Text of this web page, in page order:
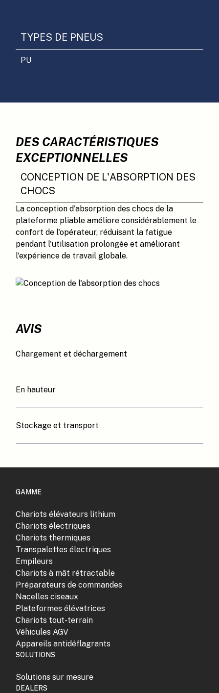
TYPES DE PNEUS
PU
DES CARACTÉRISTIQUES
EXCEPTIONNELLES
CONCEPTION DE L'ABSORPTION DES
CHOCS
La conception d'absorption des chocs de la
plateforme pliable améliore considérablement le
confort de l'opérateur, réduisant la fatigue
pendant l'utilisation prolongée et améliorant
l'expérience de travail globale.
AVIS
Chargement et déchargement
En hauteur
Stockage et transport
GAMME
Chariots élévateurs lithium
Chariots électriques
Chariots thermiques
Transpalettes électriques
Empileurs
Chariots à mât rétractable
Préparateurs de commandes
Nacelles ciseaux
Plateformes élévatrices
Chariots tout-terrain
Véhicules AGV
Appareils antidéflagrants
SOLUTIONS
Solutions sur mesure
DEALERS